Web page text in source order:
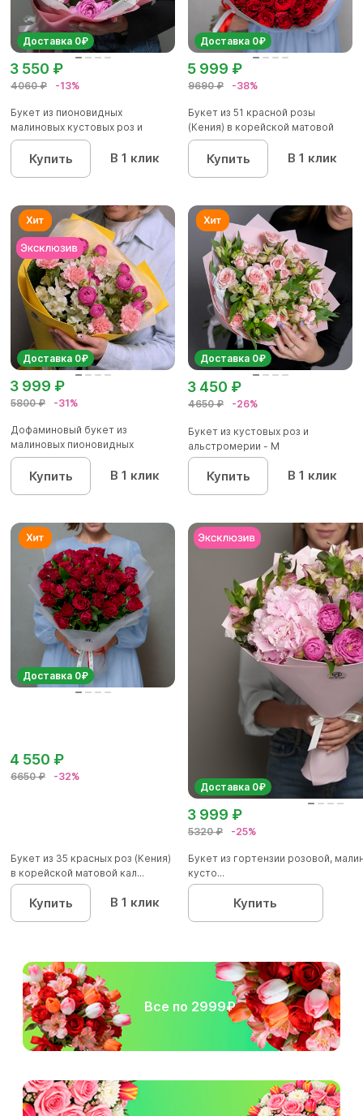
Доставка 0₽
4060 ₽ -13%
3 550 ₽
Букет из пионовидных
малиновых кустовых роз и
альстроме...
Купить В 1 клик
Доставка 0₽
9690 ₽ -38%
5 999 ₽
Букет из 51 красной розы
(Кения) в корейской матовой
уп...
Купить В 1 клик
Доставка 0₽
5800 ₽ -31%
3 999 ₽
Дофаминовый букет из
малиновых пионовидных
кустовых роз...
Купить В 1 клик
Доставка 0₽
4650 ₽ -26%
3 450 ₽
Букет из кустовых роз и
альстромерии - М
Купить В 1 клик
Доставка 0₽
6650 ₽ -32%
4 550 ₽
Букет из 35 красных роз (Кения)
в корейской матовой кал...
Купить В 1 клик
Доставка 0₽
5320 ₽ -25%
3 999 ₽
Букет из гортензии розовой,
кусто...
Купить
Все по 2999₽